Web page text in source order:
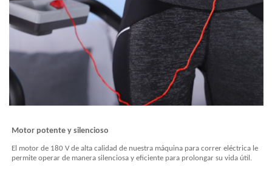
Motor potente y silencioso
El motor de 180 V de alta calidad de nuestra máquina para correr eléctrica le
permite operar de manera silenciosa y eficiente para prolongar su vida útil.